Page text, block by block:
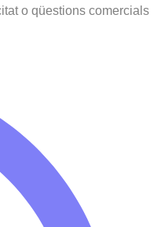
o qüestions comercials